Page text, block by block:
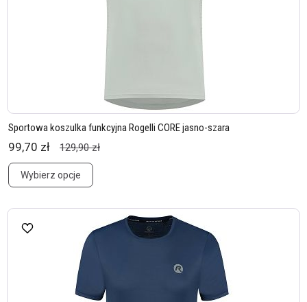
Sportowa koszulka funkcyjna Rogelli CORE jasno-szara
99,70 zł 129,90 zł
Wybierz opcje